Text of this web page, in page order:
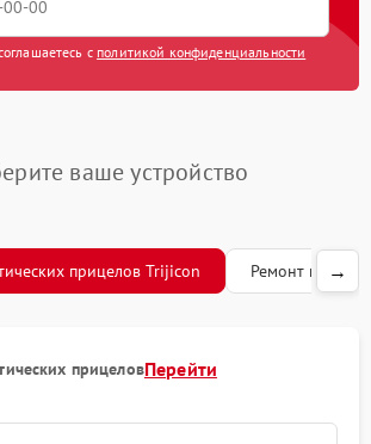
590 рублей
1250 рублей
(экрана) 750 рублей
управления
с политикой конфиденциальности
ваше устройство
прицелов Trijicon Ремонт →
прицеловПерейти